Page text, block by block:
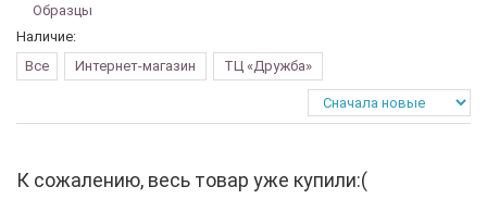
Образцы
Наличие:
Все
Интернет-магазин ТЦ «Дружба»
К сожалению, весь товар уже купили:(